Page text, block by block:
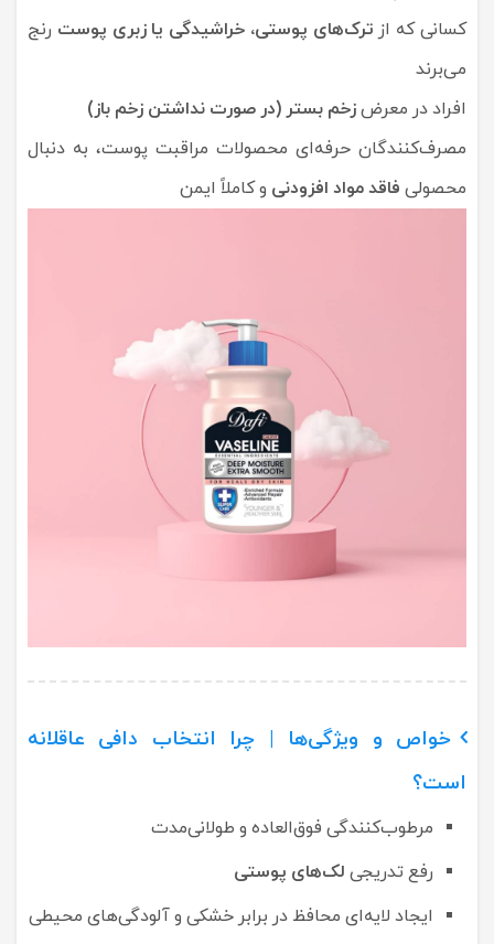
کسانی که از ترک‌های پوستی، خراشیدگی یا زبری پوست رنج
می‌برند
افراد در معرضزخم بستر (در صورت نداشتن زخم باز)
مصرف‌کنندگان حرفه‌ای محصولات مراقبت پوست، به دنبال
محصولی فاقد مواد افزودنی و کاملاً ایمن
خواص و ویژگی‌ها | چرا انتخاب دافی عاقلانه
است؟
مرطوب‌کنندگی فوق‌العاده و طولانی‌مدت
رفع تدریجی لک‌های پوستی
ایجاد لایه‌ای محافظ در برابر خشکی و آلودگی‌های محیطی